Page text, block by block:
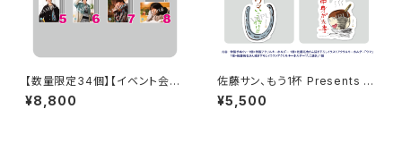
【数量限定34個】【イベント会場
特典付き】SECOND LINE Pre
sents みんなに会いに行くよ!
¥8,800
佐藤サン、もう1杯 Presents み
んなに会いに行くよ！IN 大阪 グ
ッズセット
¥5,500